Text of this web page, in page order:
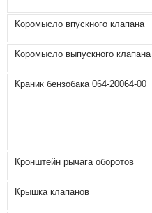
Коромысло впускного клапана
Коромысло выпускного клапана
Краник бензобака 064-20064-00
Кронштейн рычага оборотов
Крышка клапанов